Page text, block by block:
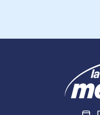
Histoire et
sont quelques unes
près de la moitié ont
l’une des fiertés du
couscous